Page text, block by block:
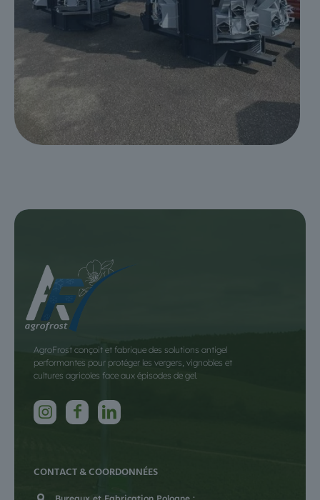
AgroFrost conçoit et fabrique des solutions antigel
performantes pour protéger les vergers, vignobles et
cultures agricoles face aux épisodes de gel.
CONTACT & COORDONNÉES